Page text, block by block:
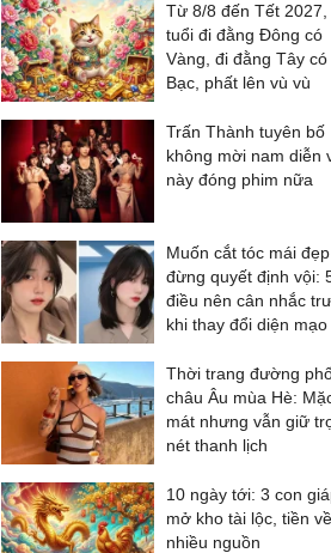
Từ 8/8 đến Tết 2027,
tuổi đi đằng Đông có
Vàng, đi đằng Tây có
Bạc, phất lên vù vù
Trấn Thành tuyên bố
không mời nam diễn
này đóng phim nữa
Muốn cắt tóc mái đẹp
đừng quyết định vội:
điều nên cân nhắc
khi thay đổi diện mạo
Thời trang đường
châu Âu mùa Hè:
mát nhưng vẫn giữ
nét thanh lịch
10 ngày tới: 3 con
mở kho tài lộc, tiền
nhiều nguồn